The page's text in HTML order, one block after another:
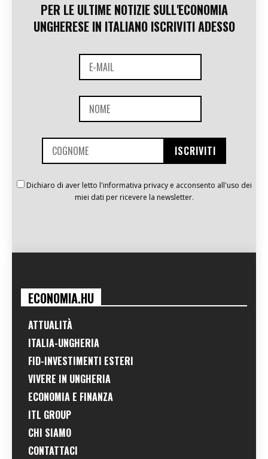
PER LE ULTIME NOTIZIE SULL'ECONOMIA
UNGHERESE IN ITALIANO ISCRIVITI ADESSO
Dichiaro di aver letto l'informativa privacy e acconsento all'uso dei
miei dati per ricevere la newsletter.
ECONOMIA.HU
ATTUALITÀ
ITALIA-UNGHERIA
FID-INVESTIMENTI ESTERI
VIVERE IN UNGHERIA
ECONOMIA E FINANZA
ITL GROUP
CHI SIAMO
CONTATTACI